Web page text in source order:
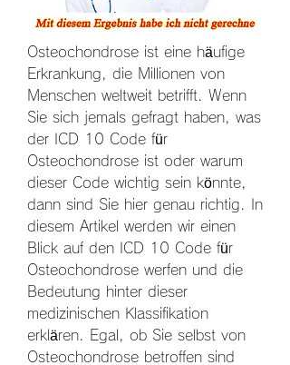
Osteochondrose ist eine häufige
Erkrankung, die Millionen von
Menschen weltweit betrifft. Wenn
Sie sich jemals gefragt haben, was
der ICD 10 Code für
Osteochondrose ist oder warum
dieser Code wichtig sein könnte,
dann sind Sie hier genau richtig. In
diesem Artikel werden wir einen
Blick auf den ICD 10 Code für
Osteochondrose werfen und die
Bedeutung hinter dieser
medizinischen Klassifikation
erklären. Egal, ob Sie selbst von
Osteochondrose betroffen sind